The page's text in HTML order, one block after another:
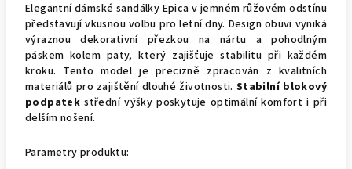
Elegantní dámské sandálky Epica v jemném růžovém odstínu
představují vkusnou volbu pro letní dny. Design obuvi vyniká
výraznou dekorativní přezkou na nártu a pohodlným
páskem kolem paty, který zajišťuje stabilitu při každém
kroku. Tento model je precizně zpracován z kvalitních
materiálů pro zajištění dlouhé životnosti. Stabilní blokový
podpatek střední výšky poskytuje optimální komfort i při
delším nošení.
Parametry produktu: